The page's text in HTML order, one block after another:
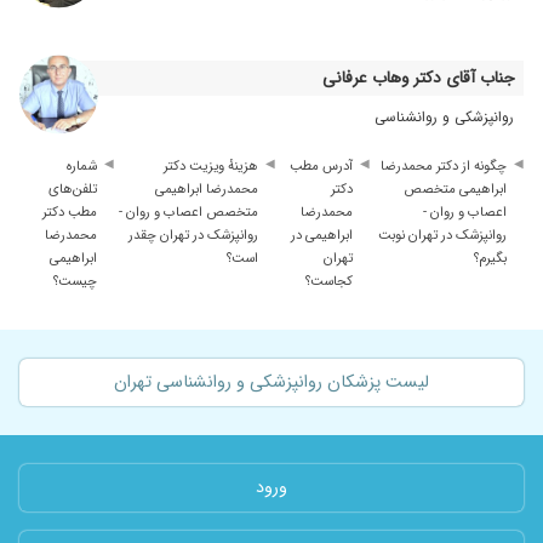
جناب آقای دکتر وهاب عرفانی
روانپزشکی و روانشناسی
چگونه از دکتر محمدرضا
ابراهیمی متخصص
اعصاب و روان -
روانپزشک در تهران نوبت
بگیرم؟
آدرس مطب
دکتر
محمدرضا
ابراهیمی در
تهران
کجاست؟
هزینهٔ ویزیت دکتر
محمدرضا ابراهیمی
متخصص اعصاب و روان -
روانپزشک در تهران چقدر
است؟
شماره
تلفن‌های
مطب دکتر
محمدرضا
ابراهیمی
چیست؟
لیست پزشکان روانپزشکی و روانشناسی تهران
ورود